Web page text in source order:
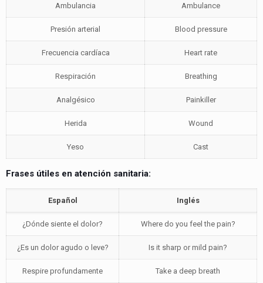
Ambulancia Ambulance
Presión arterial Blood pressure
Frecuencia cardíaca Heart rate
Respiración Breathing
Analgésico Painkiller
Herida Wound
Yeso Cast
Frases útiles en atención sanitaria:
Español Inglés
¿Dónde siente el dolor? Where do you feel the pain?
¿Es un dolor agudo o leve? Is it sharp or mild pain?
Respire profundamente Take a deep breath